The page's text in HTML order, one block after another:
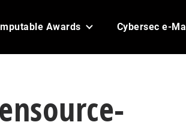
Awards Cybersec e-